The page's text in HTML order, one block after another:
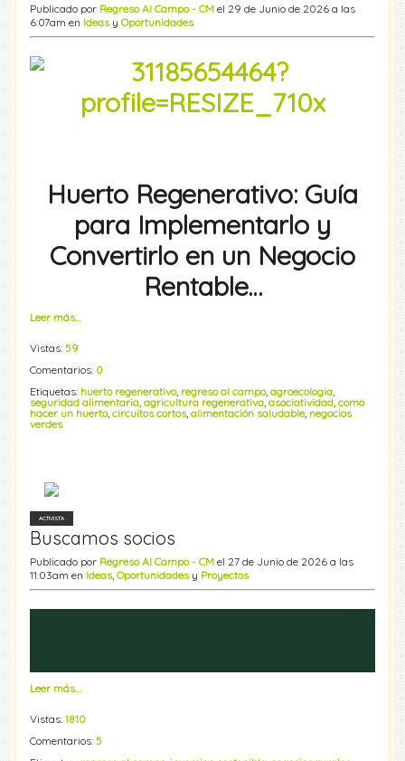
Publicado por Regreso Al Campo - CM el 29 de Junio de 2026 a las
6:07am en Ideasy Oportunidades
Huerto Regenerativo: Guía
para Implementarlo y
Convertirlo en un Negocio
Rentable…
Leer más…
Vistas: 59
Comentarios: 0
Etiquetas: huerto regenerativo, regreso al campo, agroecologia
seguridad alimentaria agricultura regenerativa asociatividad como
hacer un huerto, circuitos cortos, alimentación saludable negocios
verdes
ACTIVISTA
Buscamos socios
Publicado por Regreso Al Campo - CM el 27 de Junio de 2026 a las
11:03am en Ideas, Oportunidadesy Proyectos
Leer más…
Vistas: 1810
Comentarios: 5